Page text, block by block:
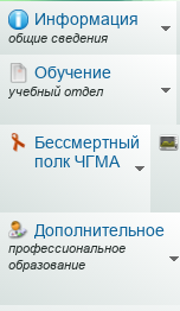
Информация
общие сведения
Обучение
учебный отдел
Бессмертный
полк ЧГМА
Дополнительное
профессиональное
образование